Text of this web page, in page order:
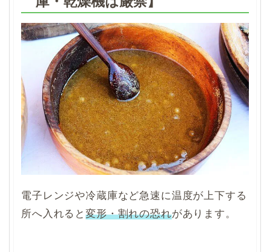
電子レンジや冷蔵庫など急速に温度が上下する
所へ入れると変形・割れの恐れがあります。